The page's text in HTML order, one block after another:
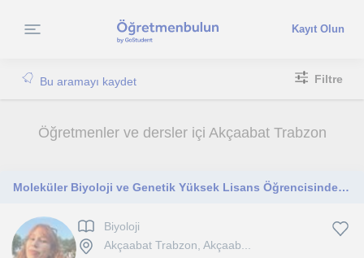
Kayıt Olun
Bu aramayı kaydet Filtre
Öğretmenler ve dersler içi Akçaabat Trabzon
Moleküler Biyoloji ve Genetik Yüksek Lisans Öğrencisinden Özel Ders
Biyoloji
Akçaabat Trabzon, Akçaab...